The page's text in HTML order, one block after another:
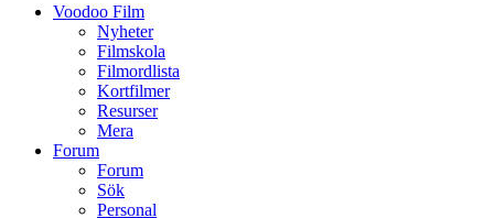
Voodoo Film
Nyheter
Filmskola
Filmordlista
Kortfilmer
Resurser
Mera
Forum
Forum
Sök
Personal